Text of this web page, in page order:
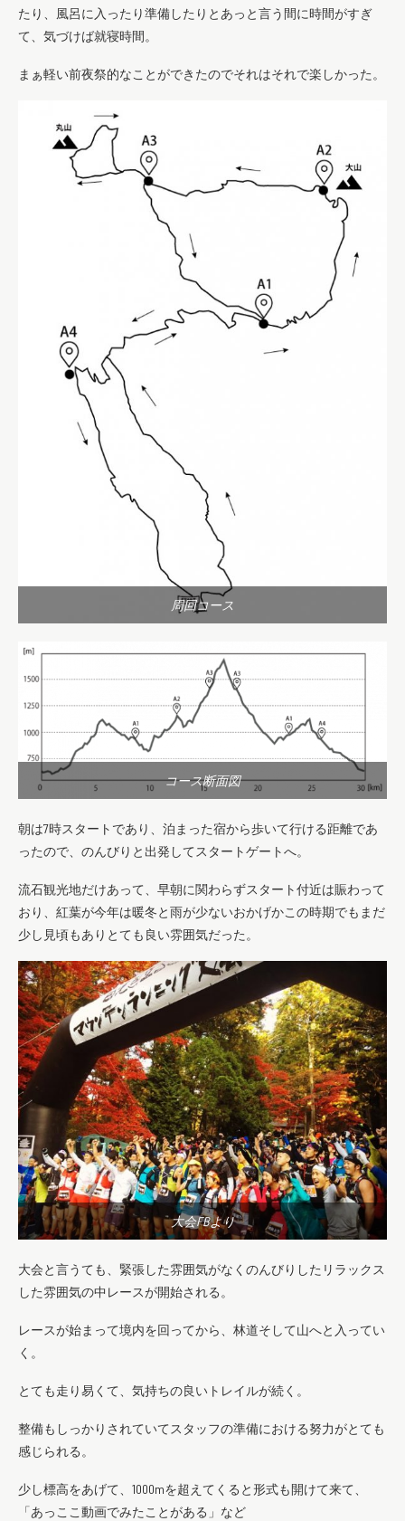
たり、風呂に入ったり準備したりとあっと言う間に時間がすぎ
て、気づけば就寝時間。
まぁ軽い前夜祭的なことができたのでそれはそれで楽しかった。
周回コース
コース断面図
朝は7時スタートであり、泊まった宿から歩いて行ける距離であ
ったので、のんびりと出発してスタートゲートへ。
流石観光地だけあって、早朝に関わらずスタート付近は賑わって
おり、紅葉が今年は暖冬と雨が少ないおかげかこの時期でもまだ
少し見頃もありとても良い雰囲気だった。
大会FBより
大会と言うても、緊張した雰囲気がなくのんびりしたリラックス
した雰囲気の中レースが開始される。
レースが始まって境内を回ってから、林道そして山へと入ってい
く。
とても走り易くて、気持ちの良いトレイルが続く。
整備もしっかりされていてスタッフの準備における努力がとても
感じられる。
少し標高をあげて、1000mを超えてくると形式も開けて来て、
「あっここ動画でみたことがある」など